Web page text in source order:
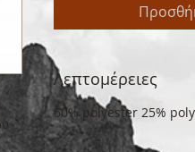
Λεπτομέρειες
60% polyester 25%